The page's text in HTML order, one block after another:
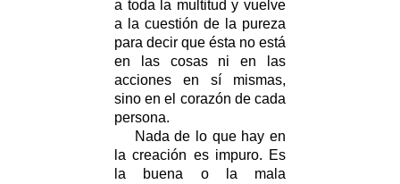
a toda la multitud y vuelve
a la cuestión de la pureza
para decir que ésta no está
en las cosas ni en las
acciones en sí mismas,
sino en el corazón de cada
persona.
Nada de lo que hay en
la creación es impuro. Es
la buena o la mala